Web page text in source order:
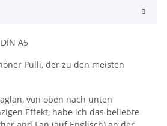
A5
Pulli, der zu den meisten
von oben nach unten
Effekt, habe ich das beliebte